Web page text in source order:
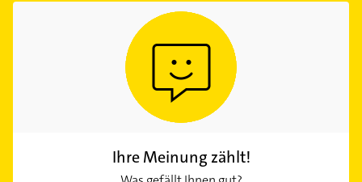
Ihre Meinung zählt!